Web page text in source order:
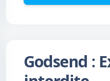
Godsend :